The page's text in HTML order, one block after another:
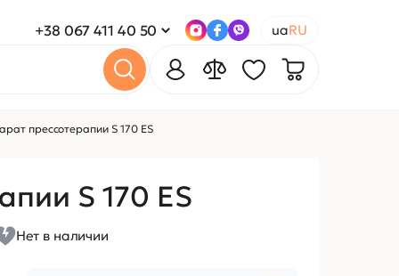
+38 067 411 40 50 uaRU
прессотерапии S 170 ES
S 170 ES
Нет в наличии